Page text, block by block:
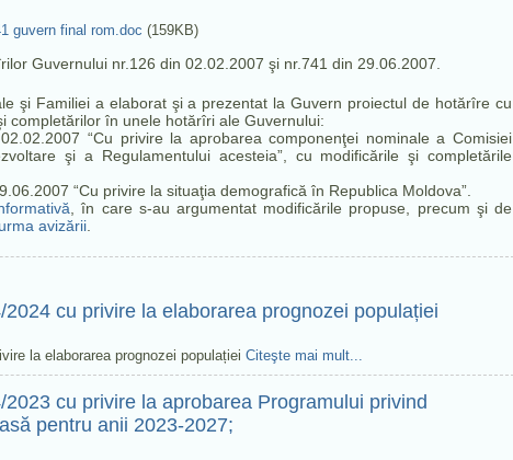
guvern final rom.doc (159KB)
Guvernului nr.126 din 02.02.2007 şi nr.741 din 29.06.2007.
şi Familiei a elaborat şi a prezentat la Guvern proiectul de hotărîre cu
completărilor în unele hotărîri ale Guvernului:
“Cu privire la aprobarea componenţei nominale a Comisiei
şi a Regulamentului acesteia”, cu modificările şi completările
“Cu privire la situaţia demografică în Republica Moldova”.
, în care s-au argumentat modificările propuse, precum şi de
avizării
cu privire la elaborarea prognozei populației
la elaborarea prognozei populației Citeşte mai mult...
cu privire la aprobarea Programului privind
pentru anii 2023-2027;